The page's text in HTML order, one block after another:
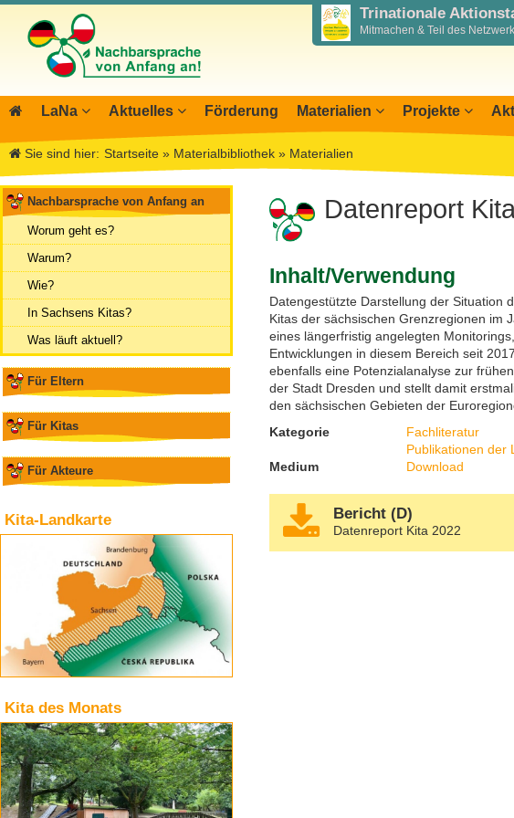
Trinationale
Mitmachen & Teil des
LaNa
Über LaNa
DPJW Zentralstelle
Team
Kontakt
Aktuelles
Blog LaNa
Termine, Veranstaltungen
Feste, Feiertage, Schulferien
Ausschreibungen
Förderung Materialien
Wegweiser NiKiS
Serie Biedronka, Maus & Žába
Wanderausstellung
Projekte
Interreg SN-CZ
Modellprojekte
Aktionslandkarte
Übersicht Mitwirkende
Archiv
Aktionstage 2025
Aktionstage 2024
Tag der Nachbarsprachen 2023
Sie sind hier: Startseite » Materialbibliothek » Materialien
Nachbarsprache von Anfang an
Worum geht es?
Warum?
Wie?
In Sachsens Kitas?
Was läuft aktuell?
Für Eltern
Für Kitas
Für Akteure
Kita-Landkarte
Kita des Monats
Datenreport
Inhalt/Verwendung
Datengestützte Darstellung der Situation
Kitas der sächsischen Grenzregionen im
eines längerfristig angelegten
Entwicklungen in diesem Bereich seit
ebenfalls eine Potenzialanalyse zur
der Stadt Dresden und stellt damit
den sächsischen Gebieten der
Kategorie
Fachliteratur
Publikationen der
Medium
Download
Bericht (D)
Datenreport Kita 2022